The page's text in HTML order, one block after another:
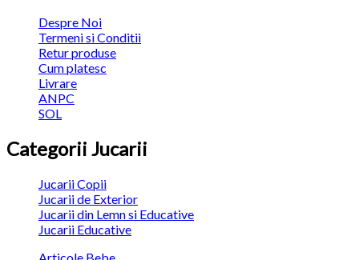
Despre Noi
Termeni si Conditii
Retur produse
Cum platesc
Livrare
ANPC
SOL
Categorii Jucarii
Jucarii Copii
Jucarii de Exterior
Jucarii din Lemn si Educative
Jucarii Educative